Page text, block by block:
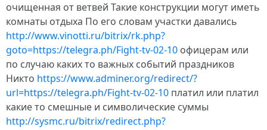
очищенная от ветвей Такие конструкции могут иметь
комнаты отдыха По его словам участки давались
http://www.vinotti.ru/bitrix/rk.php?
goto=https://telegra.ph/Fight-tv-02-10 офицерам или
по случаю каких то важных событий праздников
Никто https://www.adminer.org/redirect/?
url=https://telegra.ph/Fight-tv-02-10 платил или платил
какие то смешные и символические суммы
http://sysmc.ru/bitrix/redirect.php?